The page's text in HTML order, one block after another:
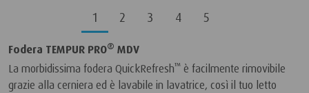
1 2 3 4 5
Fodera TEMPUR PRO® MDV
La morbidissima fodera QuickRefresh™ è facilmente rimovibile
grazie alla cerniera ed è lavabile in lavatrice, così il tuo letto